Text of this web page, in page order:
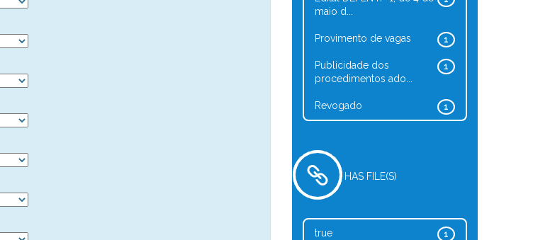
maio d...
1
Provimento de vagas
1
Publicidade dos
procedimentos ado...
1
Revogado
HAS FILE(S)
1
true